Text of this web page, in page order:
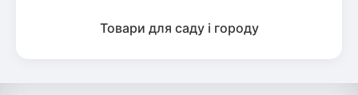
Товари для саду і городу